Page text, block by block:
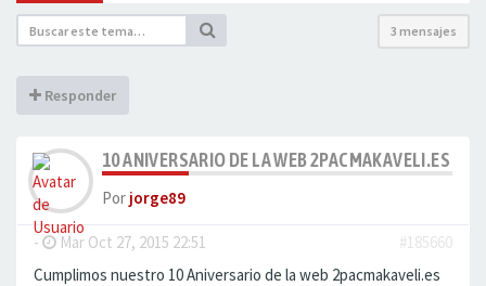
3 mensajes
Responder
10 ANIVERSARIO DE LA WEB 2PACMAKAVELI.ES
Por jorge89
- Mar Oct 27, 2015 22:51
#185660
Cumplimos nuestro 10 Aniversario de la web 2pacmakaveli.es